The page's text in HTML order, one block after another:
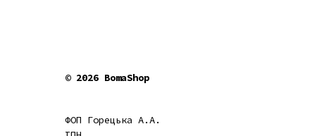
© 2026 BomaShop
ФОП Горецька А.А.